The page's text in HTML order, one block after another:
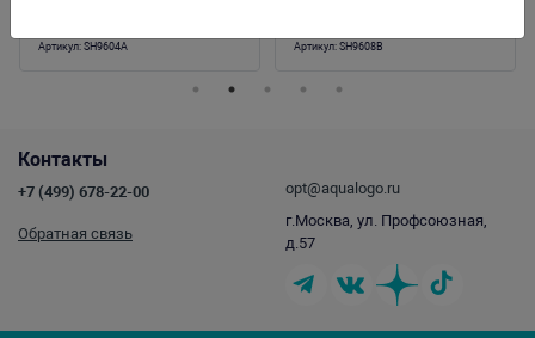
Артикул: SH9604A
Артикул: SH9608B
Контакты
+7 (499) 678-22-00
Обратная связь
opt@aqualogo.ru
г.Москва, ул. Профсоюзная,
д.57